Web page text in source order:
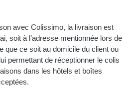
avec Colissimo, la livraison est
soit à l’adresse mentionnée lors de
que ce soit au domicile du client ou
permettant de réceptionner le colis
dans les hôtels et boîtes